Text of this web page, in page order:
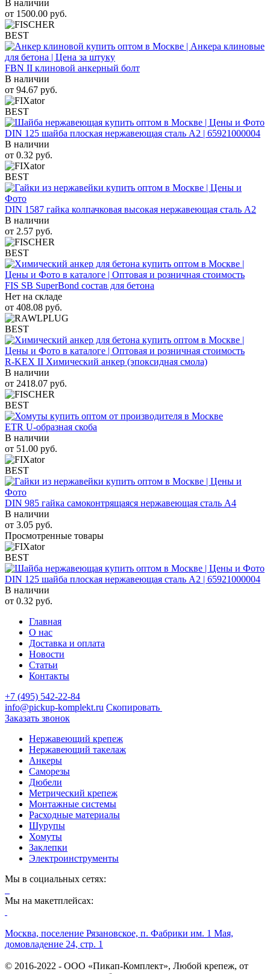
В наличии
от 1500.00 руб.
BEST
FBN II клиновой анкерный болт
В наличии
от 94.67 руб.
BEST
DIN 125 шайба плоская нержавеющая сталь A2 | 65921000004
В наличии
от 0.32 руб.
BEST
DIN 1587 гайка колпачковая высокая нержавеющая сталь А2
В наличии
от 2.57 руб.
BEST
FIS SB SuperBond состав для бетона
Нет на складе
от 408.08 руб.
BEST
R-KEX II Химический анкер (эпоксидная смола)
В наличии
от 2418.07 руб.
BEST
ETR U-образная скоба
В наличии
от 51.00 руб.
BEST
DIN 985 гайка самоконтрящаяся нержавеющая сталь A4
В наличии
от 3.05 руб.
Просмотренные товары
BEST
DIN 125 шайба плоская нержавеющая сталь A2 | 65921000004
В наличии
от 0.32 руб.
Главная
О нас
Доставка и оплата
Новости
Статьи
Контакты
+7 (495) 542-22-84
info@pickup-komplekt.ru Скопировать
Заказать звонок
Нержавеющий крепеж
Нержавеющий такелаж
Анкеры
Саморезы
Дюбели
Метрический крепеж
Монтажные системы
Расходные материалы
Шурупы
Хомуты
Заклепки
Электроинструменты
Мы в социальных сетях:
Мы на макетплейсах:
Москва, поселение Рязановское, п. Фабрики им. 1 Мая,
домовладение 24, стр. 1
© 2016-2022 - ООО «Пикап-Комплект», Любой крепеж, от